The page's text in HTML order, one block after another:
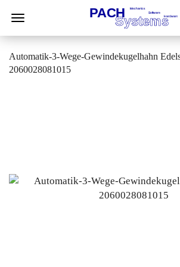
Automatik-3-Wege-Gewindekugelhahn
2060028081015